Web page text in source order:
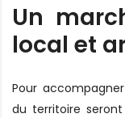
Un
local et
Pour
du territoire